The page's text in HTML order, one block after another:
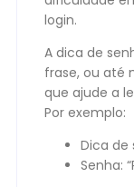
login.
A dica de
frase, ou até
que ajude a
Por exemplo:
Dica de
Senha: